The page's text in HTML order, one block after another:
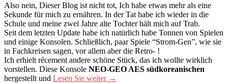
Also nein, Dieser Blog ist nicht tot, Ich habe etwas mehr als eine
Sekunde für mich zu ernähren. In der Tat habe ich wieder in die
Schule und meine zwei Jahre alte Tochter hält mich auf Trab.
Seit dem letzten Update habe ich natürlich habe Tonnen von Spielen
und einige Konsolen. Schließlich, paar Spiele “Strom-Gen”, wie sie
in Fachkreisen sagen, vor allem aber die Retro- !
Ich erhielt récement andere schöne Stück, das ich wollte wirklich
vorstellen. Diese Konsole NEO-GEO AES südkoreanischen
hergestellt und Lesen Sie weiter →